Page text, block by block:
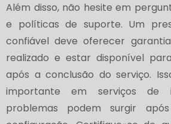
Além disso, não hesite em
e políticas de suporte. Um
confiável deve oferecer
realizado e estar disponível
após a conclusão do serviço.
importante em serviços de
problemas podem surgir